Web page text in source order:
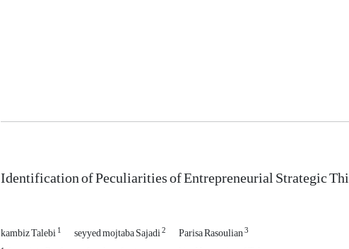
Identification of Peculiarities of Entrepreneurial Strategic
kambiz Talebi1 seyyed mojtaba Sajadi2 Parisa Rasoulian3